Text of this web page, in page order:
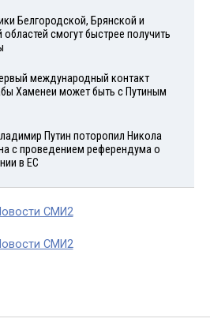
Белгородской, Брянской и
областей смогут быстрее получить
международный контакт
Хаменеи может быть с Путиным
Путин поторопил Никола
с проведением референдума о
в ЕС
СМИ2
СМИ2